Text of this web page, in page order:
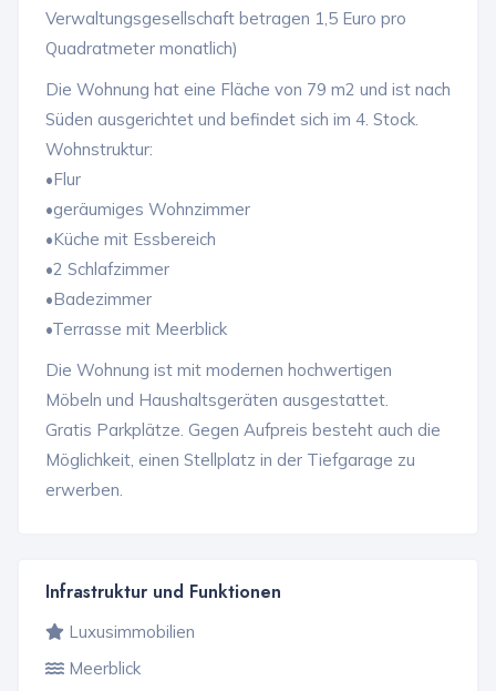
Verwaltungsgesellschaft betragen 1,5 Euro pro
Quadratmeter monatlich)
Die Wohnung hat eine Fläche von 79 m2 und ist nach
Süden ausgerichtet und befindet sich im 4. Stock.
Wohnstruktur:
•Flur
•geräumiges Wohnzimmer
•Küche mit Essbereich
•2 Schlafzimmer
•Badezimmer
•Terrasse mit Meerblick
Die Wohnung ist mit modernen hochwertigen
Möbeln und Haushaltsgeräten ausgestattet.
Gratis Parkplätze. Gegen Aufpreis besteht auch die
Möglichkeit, einen Stellplatz in der Tiefgarage zu
erwerben.
Infrastruktur und Funktionen
Luxusimmobilien
Meerblick